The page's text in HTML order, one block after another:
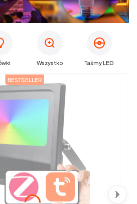
Wszystko Taśmy LED
BESTSELLER